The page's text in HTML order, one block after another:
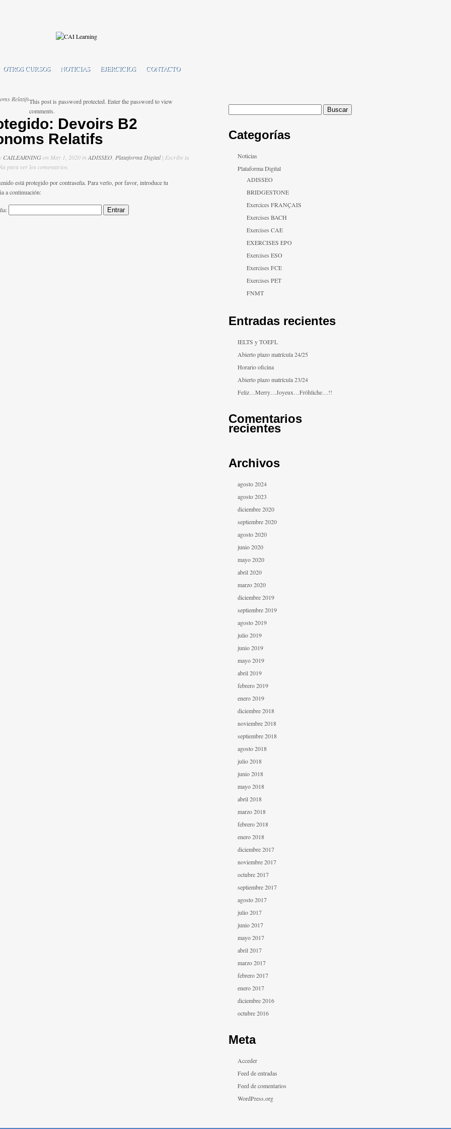
OTROS CURSOS NOTICIAS EJERCICIOS CONTACTO
Relatifs
Devoirs B2
Relatifs
CAILEARNINGon May 1, 2020 in ADISSEO Plataforma Digital| Escribe tu
para ver los comentarios.
está protegido por contraseña. Para verlo, por favor, introduce tu
a continuación:
This post is password protected. Enter the password to view
comments.
Categorías
Noticias
Plataforma Digital
ADISSEO
BRIDGESTONE
Exercices FRANÇAIS
Exercises BACH
Exercises CAE
EXERCISES EPO
Exercises ESO
Exercises FCE
Exercises PET
FNMT
Entradas recientes
IELTS y TOEFL
Abierto plazo matrícula 24/25
Horario oficina
Abierto plazo matrícula 23/24
Feliz…Merry…Joyeux…Fröhliche…!!
Comentarios
recientes
Archivos
agosto 2024
agosto 2023
diciembre 2020
septiembre 2020
agosto 2020
junio 2020
mayo 2020
abril 2020
marzo 2020
diciembre 2019
septiembre 2019
agosto 2019
julio 2019
junio 2019
mayo 2019
abril 2019
febrero 2019
enero 2019
diciembre 2018
noviembre 2018
septiembre 2018
agosto 2018
julio 2018
junio 2018
mayo 2018
abril 2018
marzo 2018
febrero 2018
enero 2018
diciembre 2017
noviembre 2017
octubre 2017
septiembre 2017
agosto 2017
julio 2017
junio 2017
mayo 2017
abril 2017
marzo 2017
febrero 2017
enero 2017
diciembre 2016
octubre 2016
Meta
Acceder
Feed de entradas
Feed de comentarios
WordPress.org